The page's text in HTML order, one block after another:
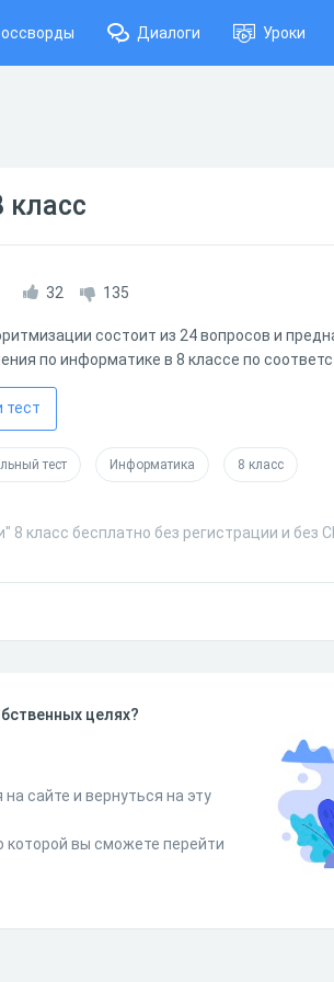
Диалоги Уроки
класс
32 135
состоит из 24 вопросов и
по информатике в 8 классе по
тест
тест Информатика 8 класс
8 класс бесплатно без регистрации и без
целях?
сайте и вернуться на эту
которой вы сможете перейти